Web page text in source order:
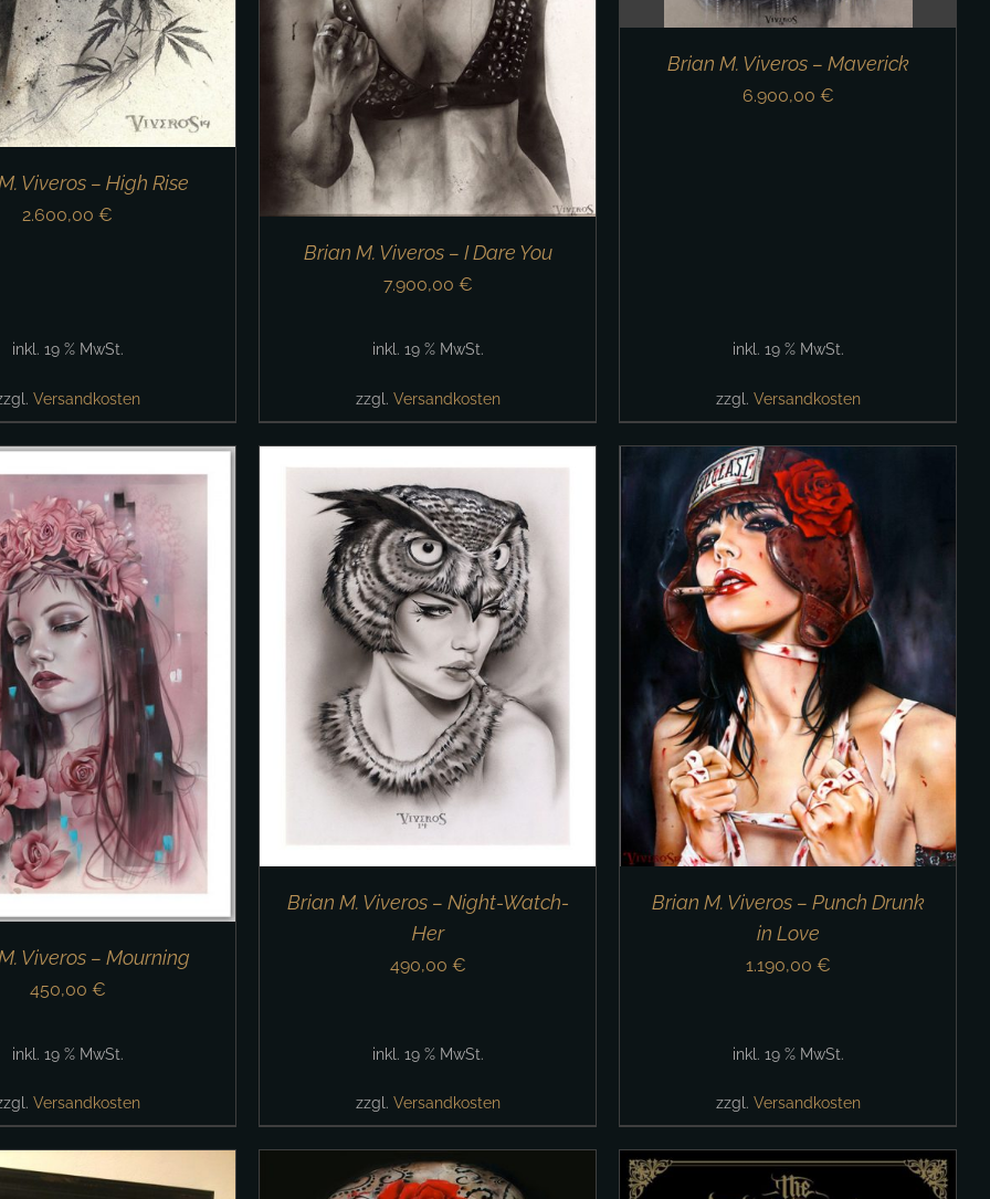
Viveros – High Rise
2.600,00 €
inkl. 19 % MwSt.
Versandkosten
Brian M. Viveros – I Dare You
7.900,00 €
inkl. 19 % MwSt.
zzgl. Versandkosten
Brian M. Viveros – Maverick
6.900,00 €
inkl. 19 % MwSt.
zzgl. Versandkosten
Viveros – Mourning
450,00 €
inkl. 19 % MwSt.
Versandkosten
WARENKORB DETAILS
Brian M. Viveros – Night-Watch-
Her
490,00 €
inkl. 19 % MwSt.
zzgl. Versandkosten
IN DEN WARENKORB /
Brian M. Viveros – Punch Drunk
in Love
1.190,00 €
inkl. 19 % MwSt.
zzgl. Versandkosten